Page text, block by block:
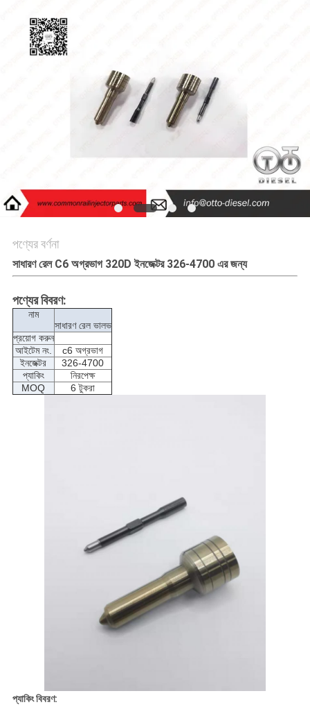
মামলা
POLICY
পণ্যের বর্ণনা
সাধারণ রেল C6 অগ্রভাগ 320D ইনজেক্টর 326-4700 এর জন্য
পণ্যের বিবরণ:
নাম
সাধারণ রেল ভালভ
প্রয়োগ করুন
আইটেম নং.
c6 অগ্রভাগ
ইনজেক্টর
326-4700
প্যাকিং
নিরপেক্ষ
MOQ
6 টুকরা
প্যাকিং বিবরণ: